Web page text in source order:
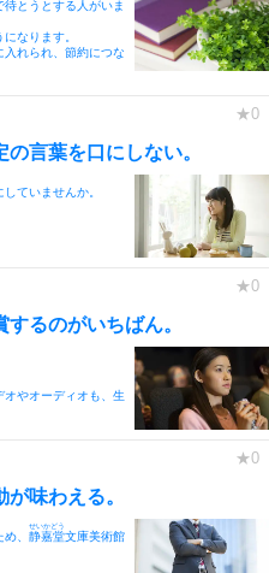
とうとする人がいま
なります。
れられ、節約につな
言葉を口にしない。
ていませんか。
るのがいちばん。
やオーディオも、生
味わえる。
、 静嘉堂
せいかどう
文庫美術館